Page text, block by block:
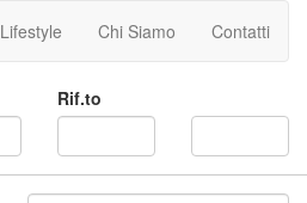
Lifestyle Chi Siamo Contatti
Rif.to